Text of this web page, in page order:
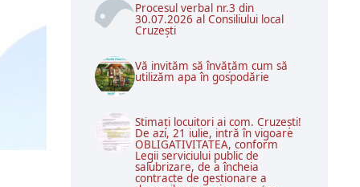
Procesul verbal nr.3 din
30.07.2026 al Consiliului local
Cruzești
Vă invităm să învățăm cum să
utilizăm apa în gospodărie
Stimați locuitori ai com. Cruzești!
De azi, 21 iulie, intră în vigoare
OBLIGATIVITATEA, conform
Legii serviciului public de
salubrizare, de a încheia
contracte de gestionare a